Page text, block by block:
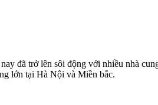
đã trở lên sôi động với nhiều nhà
lớn tại Hà Nội và Miền bắc.